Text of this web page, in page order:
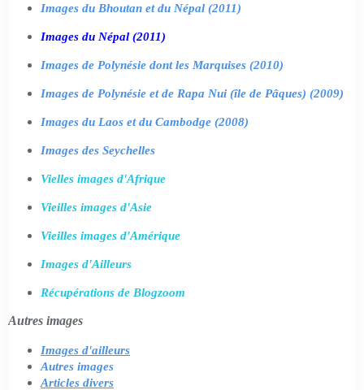
Images du Bhoutan et du Népal (2011)
Images du Népal (2011)
Images de Polynésie dont les Marquises (2010)
Images de Polynésie et de Rapa Nui (île de Pâques) (2009)
Images du Laos et du Cambodge (2008)
Images des Seychelles
Vielles images d'Afrique
Vieilles images d'Asie
Vieilles images d'Amérique
Images d'Ailleurs
Récupérations de Blogzoom
Autres images
Images d'ailleurs
Autres images
Articles divers